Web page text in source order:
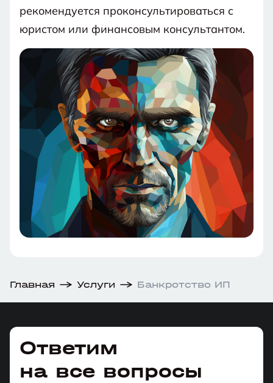
рекомендуется проконсультироваться с
юристом или финансовым консультантом.
Главная Услуги Банкротство ИП
Ответим
на все вопросы